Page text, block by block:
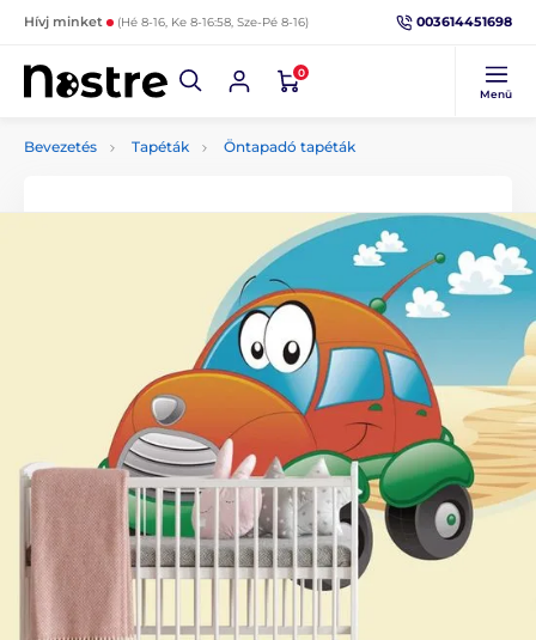
Hívj minket (Hé 8-16, Ke 8-16:58, Sze-Pé 8-16) 003614451698
0
Menü
Bevezetés Tapéták Öntapadó tapéták